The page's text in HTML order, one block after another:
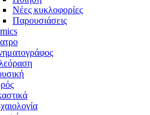
Νέες κυκλοφορίες
Παρουσιάσεις